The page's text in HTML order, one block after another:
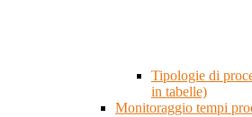
Tipologie di
in tabelle)
Monitoraggio tempi